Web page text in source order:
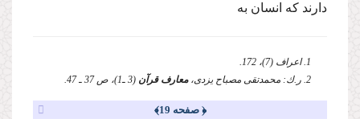
دارند كه انسان به
1. اعراف (7)، 172.
2. ر.ك: محمدتقى مصباح یزدى،
معارف قرآن (3 ـ1)، ص 37 ـ 47.
﴿ صفحه 19﴾